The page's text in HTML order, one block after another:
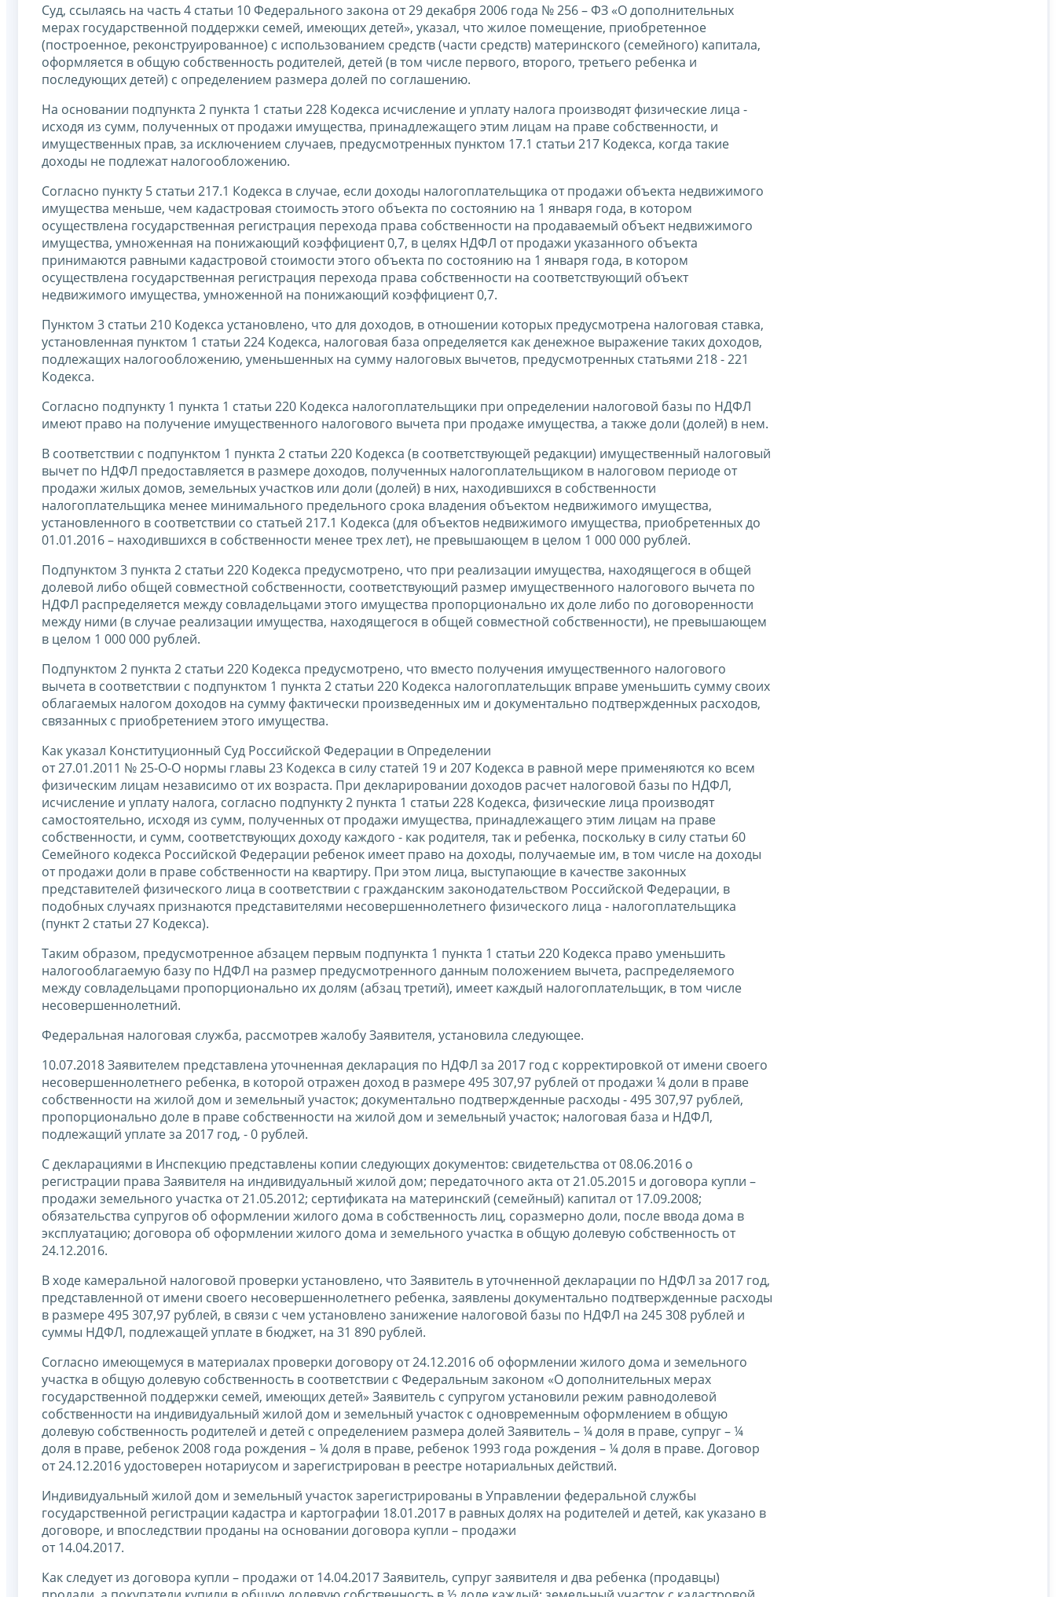
Суд, ссылаясь на часть 4 статьи 10 Федерального закона от 29 декабря 2006 года № 256 – ФЗ «О дополнительных
мерах государственной поддержки семей, имеющих детей», указал, что жилое помещение, приобретенное
(построенное, реконструированное) с использованием средств (части средств) материнского (семейного) капитала,
оформляется в общую собственность родителей, детей (в том числе первого, второго, третьего ребенка и
последующих детей) с определением размера долей по соглашению.
На основании подпункта 2 пункта 1 статьи 228 Кодекса исчисление и уплату налога производят физические лица -
исходя из сумм, полученных от продажи имущества, принадлежащего этим лицам на праве собственности, и
имущественных прав, за исключением случаев, предусмотренных пунктом 17.1 статьи 217 Кодекса, когда такие
доходы не подлежат налогообложению.
Согласно пункту 5 статьи 217.1 Кодекса в случае, если доходы налогоплательщика от продажи объекта недвижимого
имущества меньше, чем кадастровая стоимость этого объекта по состоянию на 1 января года, в котором
осуществлена государственная регистрация перехода права собственности на продаваемый объект недвижимого
имущества, умноженная на понижающий коэффициент 0,7, в целях НДФЛ от продажи указанного объекта
принимаются равными кадастровой стоимости этого объекта по состоянию на 1 января года, в котором
осуществлена государственная регистрация перехода права собственности на соответствующий объект
недвижимого имущества, умноженной на понижающий коэффициент 0,7.
Пунктом 3 статьи 210 Кодекса установлено, что для доходов, в отношении которых предусмотрена налоговая ставка,
установленная пунктом 1 статьи 224 Кодекса, налоговая база определяется как денежное выражение таких доходов,
подлежащих налогообложению, уменьшенных на сумму налоговых вычетов, предусмотренных статьями 218 - 221
Кодекса.
Согласно подпункту 1 пункта 1 статьи 220 Кодекса налогоплательщики при определении налоговой базы по НДФЛ
имеют право на получение имущественного налогового вычета при продаже имущества, а также доли (долей) в нем.
В соответствии с подпунктом 1 пункта 2 статьи 220 Кодекса (в соответствующей редакции) имущественный налоговый
вычет по НДФЛ предоставляется в размере доходов, полученных налогоплательщиком в налоговом периоде от
продажи жилых домов, земельных участков или доли (долей) в них, находившихся в собственности
налогоплательщика менее минимального предельного срока владения объектом недвижимого имущества,
установленного в соответствии со статьей 217.1 Кодекса (для объектов недвижимого имущества, приобретенных до
01.01.2016 – находившихся в собственности менее трех лет), не превышающем в целом 1 000 000 рублей.
Подпунктом 3 пункта 2 статьи 220 Кодекса предусмотрено, что при реализации имущества, находящегося в общей
долевой либо общей совместной собственности, соответствующий размер имущественного налогового вычета по
НДФЛ распределяется между совладельцами этого имущества пропорционально их доле либо по договоренности
между ними (в случае реализации имущества, находящегося в общей совместной собственности), не превышающем
в целом 1 000 000 рублей.
Подпунктом 2 пункта 2 статьи 220 Кодекса предусмотрено, что вместо получения имущественного налогового
вычета в соответствии с подпунктом 1 пункта 2 статьи 220 Кодекса налогоплательщик вправе уменьшить сумму своих
облагаемых налогом доходов на сумму фактически произведенных им и документально подтвержденных расходов,
связанных с приобретением этого имущества.
Как указал Конституционный Суд Российской Федерации в Определении
от 27.01.2011 № 25-О-О нормы главы 23 Кодекса в силу статей 19 и 207 Кодекса в равной мере применяются ко всем
физическим лицам независимо от их возраста. При декларировании доходов расчет налоговой базы по НДФЛ,
исчисление и уплату налога, согласно подпункту 2 пункта 1 статьи 228 Кодекса, физические лица производят
самостоятельно, исходя из сумм, полученных от продажи имущества, принадлежащего этим лицам на праве
собственности, и сумм, соответствующих доходу каждого - как родителя, так и ребенка, поскольку в силу статьи 60
Семейного кодекса Российской Федерации ребенок имеет право на доходы, получаемые им, в том числе на доходы
от продажи доли в праве собственности на квартиру. При этом лица, выступающие в качестве законных
представителей физического лица в соответствии с гражданским законодательством Российской Федерации, в
подобных случаях признаются представителями несовершеннолетнего физического лица - налогоплательщика
(пункт 2 статьи 27 Кодекса).
Таким образом, предусмотренное абзацем первым подпункта 1 пункта 1 статьи 220 Кодекса право уменьшить
налогооблагаемую базу по НДФЛ на размер предусмотренного данным положением вычета, распределяемого
между совладельцами пропорционально их долям (абзац третий), имеет каждый налогоплательщик, в том числе
несовершеннолетний.
Федеральная налоговая служба, рассмотрев жалобу Заявителя, установила следующее.
10.07.2018 Заявителем представлена уточненная декларация по НДФЛ за 2017 год с корректировкой от имени своего
несовершеннолетнего ребенка, в которой отражен доход в размере 495 307,97 рублей от продажи ¼ доли в праве
собственности на жилой дом и земельный участок; документально подтвержденные расходы - 495 307,97 рублей,
пропорционально доле в праве собственности на жилой дом и земельный участок; налоговая база и НДФЛ,
подлежащий уплате за 2017 год, - 0 рублей.
С декларациями в Инспекцию представлены копии следующих документов: свидетельства от 08.06.2016 о
регистрации права Заявителя на индивидуальный жилой дом; передаточного акта от 21.05.2015 и договора купли –
продажи земельного участка от 21.05.2012; сертификата на материнский (семейный) капитал от 17.09.2008;
обязательства супругов об оформлении жилого дома в собственность лиц, соразмерно доли, после ввода дома в
эксплуатацию; договора об оформлении жилого дома и земельного участка в общую долевую собственность от
24.12.2016.
В ходе камеральной налоговой проверки установлено, что Заявитель в уточненной декларации по НДФЛ за 2017 год,
представленной от имени своего несовершеннолетнего ребенка, заявлены документально подтвержденные расходы
в размере 495 307,97 рублей, в связи с чем установлено занижение налоговой базы по НДФЛ на 245 308 рублей и
суммы НДФЛ, подлежащей уплате в бюджет, на 31 890 рублей.
Согласно имеющемуся в материалах проверки договору от 24.12.2016 об оформлении жилого дома и земельного
участка в общую долевую собственность в соответствии с Федеральным законом «О дополнительных мерах
государственной поддержки семей, имеющих детей» Заявитель с супругом установили режим равнодолевой
собственности на индивидуальный жилой дом и земельный участок с одновременным оформлением в общую
долевую собственность родителей и детей с определением размера долей Заявитель – ¼ доля в праве, супруг – ¼
доля в праве, ребенок 2008 года рождения – ¼ доля в праве, ребенок 1993 года рождения – ¼ доля в праве. Договор
от 24.12.2016 удостоверен нотариусом и зарегистрирован в реестре нотариальных действий.
Индивидуальный жилой дом и земельный участок зарегистрированы в Управлении федеральной службы
государственной регистрации кадастра и картографии 18.01.2017 в равных долях на родителей и детей, как указано в
договоре, и впоследствии проданы на основании договора купли – продажи
от 14.04.2017.
Как следует из договора купли – продажи от 14.04.2017 Заявитель, супруг заявителя и два ребенка (продавцы)